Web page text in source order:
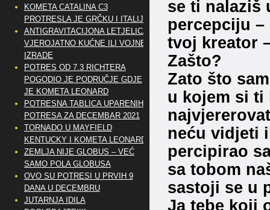
se ti nalaziš
percepciju
tvoj kreator
Zašto?
Zato što
u kojem si ti
neću vidjeti
percipirao
sa tobom
sastoji se u
Ja tebe koji
KOMETA CATALINA C3
PROTRESLA JE GRČKU I ITALIJU
ANTIGRAVITACIJONA LETJELICA
VJEROJATNO KUĆNE ILI VOJNE
IZRADE
POTRES OD 7.3 RICHTERA
POGODIO JE PODRUČJE GDJE
JE KOMETA LEONARD
POTRESNA TABLICA UPARENIH
POTRESA ZA DECEMBAR 2021
TORNADO U MAYFIELD
KENTUCKY I KOMETA LEONARD
ZEMLJA NIJE GLOBUS – VEĆ
SAMO POLA GLOBUSA
OVO SU POTRESI U PRVIH 9
DANA U DECEMBRU
JUTARNJA IDILA